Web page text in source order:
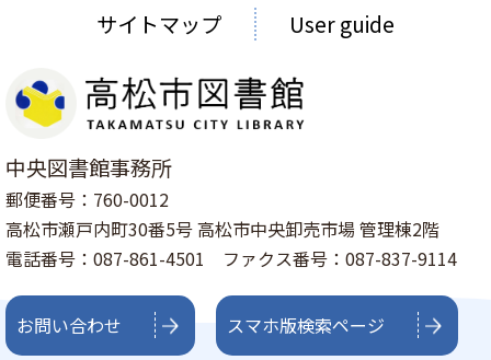
サイトマップ User guide
中央図書館事務所
郵便番号：760-0012
高松市瀬戸内町30番5号 高松市中央卸売市場 管理棟2階
電話番号：087-861-4501 ファクス番号：087-837-9114
お問い合わせ スマホ版検索ページ